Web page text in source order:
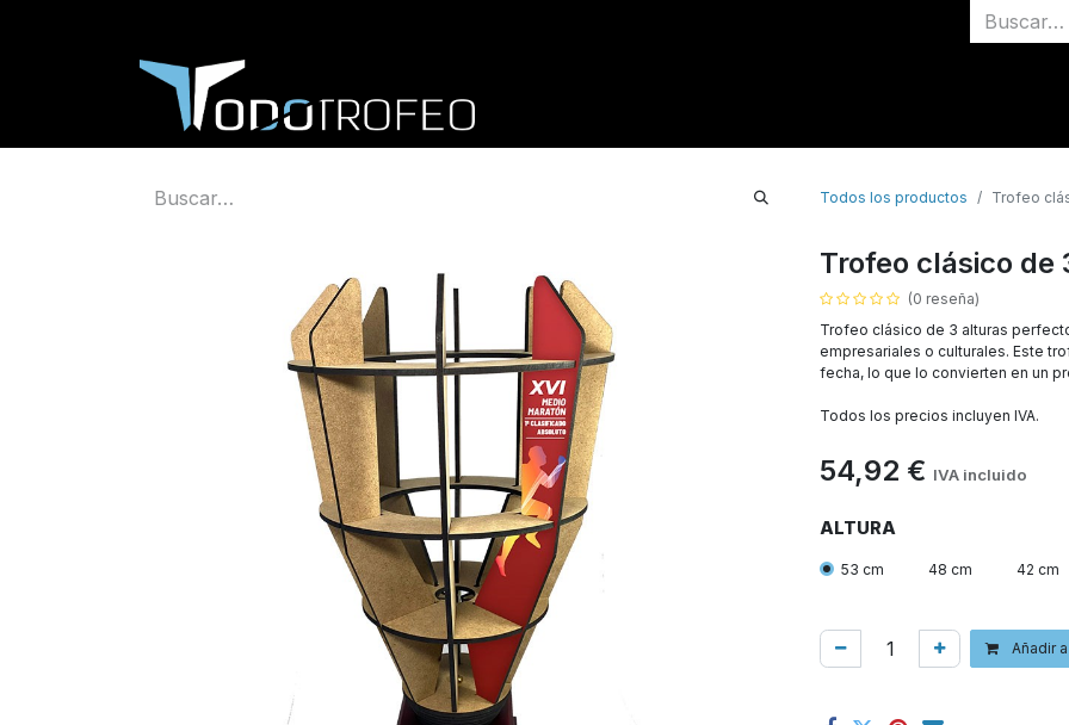
Todos los productos Trofeo
Trofeo clásico de
(0 reseña)
Trofeo clásico de 3 alturas
empresariales o culturales. Este
fecha, lo que lo convierten en un
Todos los precios incluyen IVA.
54,92 € IVA incluido
ALTURA
53 cm 48 cm 42 cm
Añadir